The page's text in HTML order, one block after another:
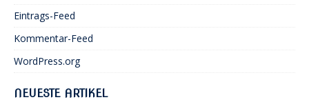
Eintrags-Feed
Kommentar-Feed
WordPress.org
NEUESTE ARTIKEL